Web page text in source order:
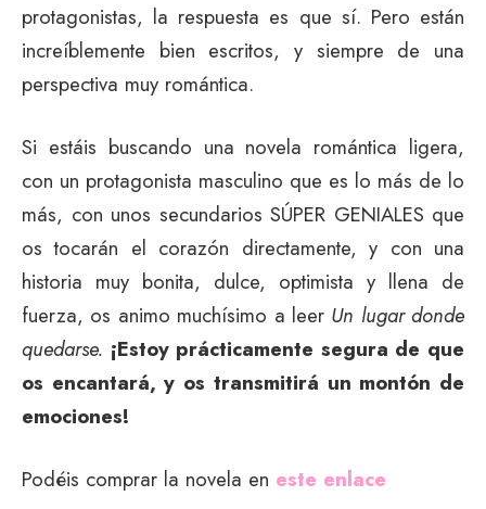
protagonistas, la respuesta es que sí. Pero están
increíblemente bien escritos, y siempre de una
perspectiva muy romántica.
Si estáis buscando una novela romántica ligera,
con un protagonista masculino que es lo más de lo
más, con unos secundarios SÚPER GENIALES que
os tocarán el corazón directamente, y con una
historia muy bonita, dulce, optimista y llena de
fuerza, os animo muchísimo a leer Un lugar donde
quedarse. ¡Estoy prácticamente segura de que
os encantará, y os transmitirá un montón de
emociones!
Podéis comprar la novela en este enlace